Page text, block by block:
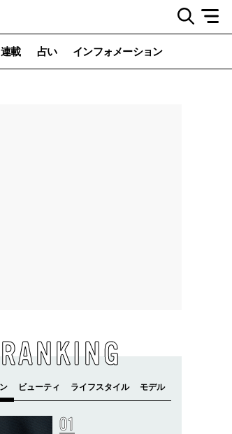
連載 占い インフォメーション
RANKING